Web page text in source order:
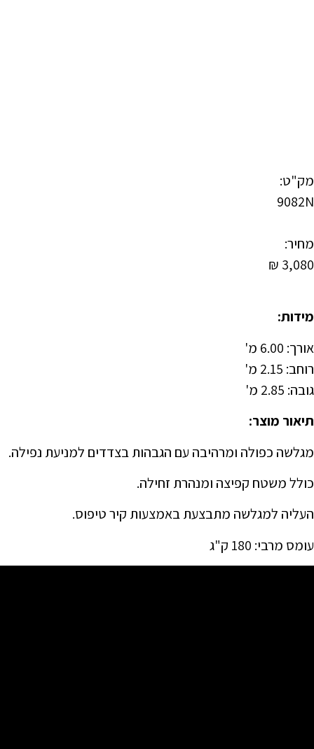
מק"ט:
9082N
מחיר:
₪ 3,080
מידות:
אורך: 6.00 מ'
רוחב: 2.15 מ'
גובה: 2.85 מ'
תיאור מוצר:
מגלשה כפולה ומרהיבה עם הגבהות בצדדים למניעת נפילה.
כולל משטח קפיצה ומנהרת זחילה.
העליה למגלשה מתבצעת באמצעות קיר טיפוס.
עומס מרבי: 180 ק"ג